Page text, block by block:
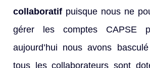
collaboratif puisque nous ne
gérer les comptes CAPSE
aujourd’hui nous avons
tous les collaborateurs sont